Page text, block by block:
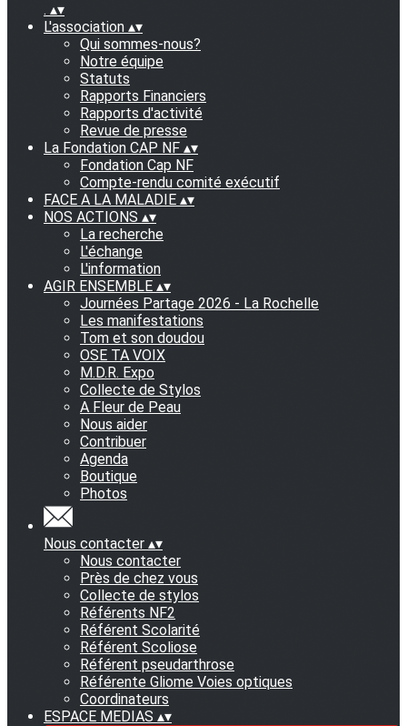
. ▴▾
L'association ▴▾
Qui sommes-nous?
Notre équipe
Statuts
Rapports Financiers
Rapports d'activité
Revue de presse
La Fondation CAP NF ▴▾
Fondation Cap NF
Compte-rendu comité exécutif
FACE A LA MALADIE ▴▾
NOS ACTIONS ▴▾
La recherche
L'échange
L'information
AGIR ENSEMBLE ▴▾
Journées Partage 2026 - La Rochelle
Les manifestations
Tom et son doudou
OSE TA VOIX
M.D.R. Expo
Collecte de Stylos
A Fleur de Peau
Nous aider
Contribuer
Agenda
Boutique
Photos
Nous contacter ▴▾
Nous contacter
Près de chez vous
Collecte de stylos
Référents NF2
Référent Scolarité
Référent Scoliose
Référent pseudarthrose
Référente Gliome Voies optiques
Coordinateurs
ESPACE MEDIAS ▴▾